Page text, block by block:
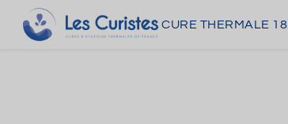
CURE THERMALE